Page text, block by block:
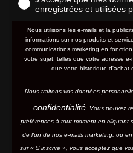
enregistrées et utilisées
Nous utilisons les e-mails et la
informations sur nos produits et
communications marketing en
votre sujet, telles que votre adresse
que votre historique d'achat
Nous traitons vos données
confidentialité. Vous pouvez
préférences à tout moment en cliquant
de l'un de nos e-mails marketing, ou
sur « S'inscrire », vous acceptez que